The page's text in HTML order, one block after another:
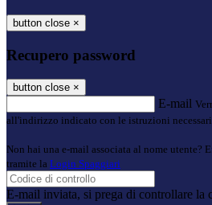
button close ×
Recupero password
button close ×
E-mail
all'indirizzo indicato con le istruzioni
Non hai una e-mail associata al nome utente?
tramite la Login Spaggiari
E-mail inviata, si prega di controllare la